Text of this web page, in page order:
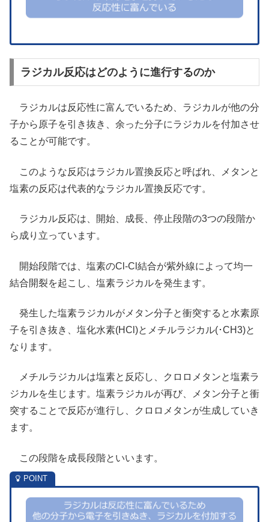
ラジカル反応はどのように進行するのか
ラジカルは反応性に富んでいるため、ラジカルが他の分
子から原子を引き抜き、余った分子にラジカルを付加させ
ることが可能です。
このような反応はラジカル置換反応と呼ばれ、メタンと
塩素の反応は代表的なラジカル置換反応です。
ラジカル反応は、開始、成長、停止段階の3つの段階か
ら成り立っています。
開始段階では、塩素のCl-Cl結合が紫外線によって均一
結合開裂を起こし、塩素ラジカルを発生ます。
発生した塩素ラジカルがメタン分子と衝突すると水素原
子を引き抜き、塩化水素(HCl)とメチルラジカル(･CH3)と
なります。
メチルラジカルは塩素と反応し、クロロメタンと塩素ラ
ジカルを生じます。塩素ラジカルが再び、メタン分子と衝
突することで反応が進行し、クロロメタンが生成していき
ます。
この段階を成長段階といいます。